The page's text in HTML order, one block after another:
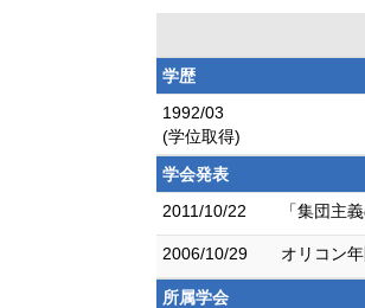
学歴
1992/03
(学位取得)
学会発表
2011/10/22
「集団主
2006/10/29 オリコン
所属学会